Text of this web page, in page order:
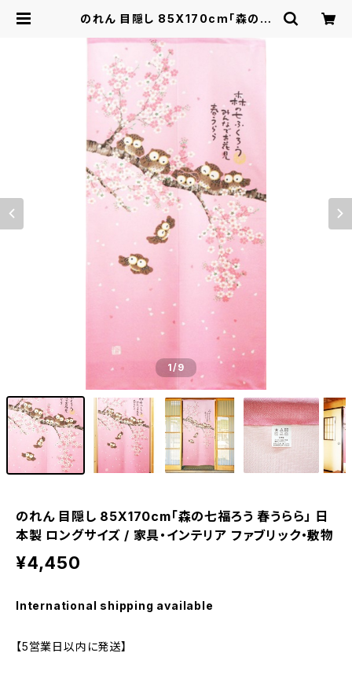
のれん 目隠し 85X170cm「森の七
ズ / 家具・インテリア ファブリック・敷
物 | ロシナンテ！オンライン - 総合シ
ョッピングサイト -
1/9
のれん 目隠し 85X170cm「森の七福ろう 春うらら」 日
本製 ロングサイズ / 家具・インテリア ファブリック・敷物
¥4,450
International shipping available
【5営業日以内に発送】